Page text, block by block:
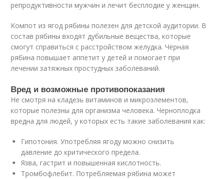
репродуктивности мужчин и лечит бесплодие у женщин.
Компот из ягод рябины полезен для детской аудитории. В
состав рябины входят дубильные вещества, которые
смогут справиться с расстройством желудка. Чёрная
рябина повышает аппетит у детей и помогает при
лечении затяжных простудных заболеваний.
Вред и возможные противопоказания
Не смотря на кладезь витаминов и микроэлементов,
которые полезны для организма человека. Черноплодка
вредна для людей, у которых есть такие заболевания как:
Гипотония. Употребляя ягоду можно снизить
давление до критического предела.
Язва, гастрит и повышенная кислотность.
Тромбофлебит. Потребляемая рябина может